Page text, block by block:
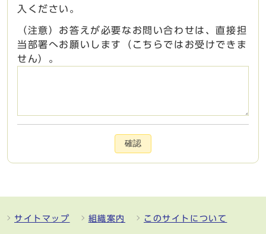
入ください。
（注意）お答えが必要なお問い合わせは、直接担
当部署へお願いします（こちらではお受けできま
せん）。
確認
サイトマップ 組織案内 このサイトについて